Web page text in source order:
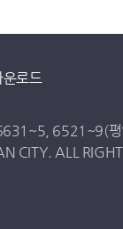
로드
~5 6521 ~9(
CITY. ALL